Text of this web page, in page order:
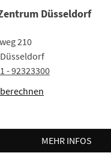
Düsseldorf
210
Düsseldorf
- 92323300
MEHR INFOS